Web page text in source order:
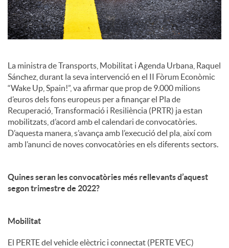
c
i
a
l
s
La ministra de Transports, Mobilitat i Agenda Urbana, Raquel
Sánchez, durant la seva intervenció en el II Fòrum Econòmic
“Wake Up, Spain!”, va afirmar que prop de 9.000 milions
d’euros dels fons europeus per a finançar el Pla de
Recuperació, Transformació i Resiliència (PRTR) ja estan
mobilitzats, d’acord amb el calendari de convocatòries.
D’aquesta manera, s’avança amb l’execució del pla, així com
amb l’anunci de noves convocatòries en els diferents sectors.
Quines seran les convocatòries més rellevants d’aquest
segon trimestre de 2022?
Mobilitat
El PERTE del vehicle elèctric i connectat (PERTE VEC)